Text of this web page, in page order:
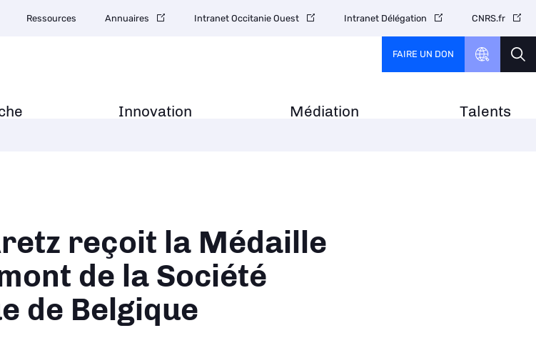
Innovation Médiation Talents
Ressources Annuaires Intranet Occitanie Ouest Intranet Délégation CNRS.fr
FAIRE UN DON
reçoit la Médaille
de la Société
de Belgique